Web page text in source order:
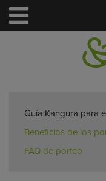
Elige tu Portabebé
Guía Kangura para
Beneficios de los
FAQ de porteo